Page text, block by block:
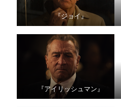
『ジョイ』
『アイリッシュマン』